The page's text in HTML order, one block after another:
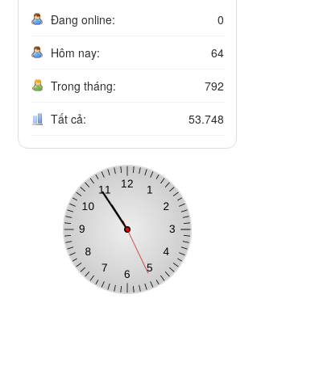
Đang online: 0
Hôm nay: 64
Trong tháng: 792
Tất cả: 53.748